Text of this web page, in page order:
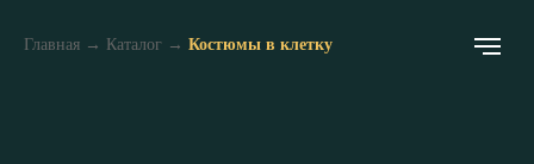
Главная → Каталог → Костюмы в клетку